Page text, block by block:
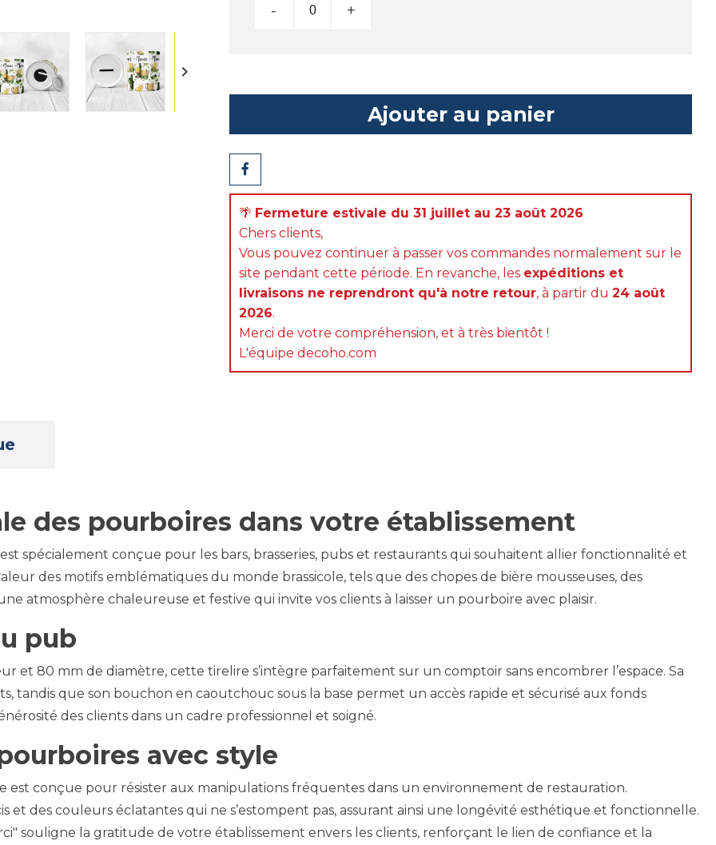

- +
Ajouter au panier
Partager
🌴 Fermeture estivale du 31 juillet au 23 août 2026
Chers clients,
Vous pouvez continuer à passer vos commandes normalement sur le
site pendant cette période. En revanche, les expéditions et
livraisons ne reprendront qu'à notre retour, à partir du 24 août
2026.
Merci de votre compréhension, et à très bientôt !
L'équipe decoho.com
des pourboires dans votre établissement
spécialement conçue pour les bars, brasseries, pubs et restaurants qui souhaitent allier fonctionnalité et
des motifs emblématiques du monde brassicole, tels que des chopes de bière mousseuses, des
atmosphère chaleureuse et festive qui invite vos clients à laisser un pourboire avec plaisir.
pub
et 80 mm de diamètre, cette tirelire s’intègre parfaitement sur un comptoir sans encombrer l’espace. Sa
tandis que son bouchon en caoutchouc sous la base permet un accès rapide et sécurisé aux fonds
des clients dans un cadre professionnel et soigné.
avec style
conçue pour résister aux manipulations fréquentes dans un environnement de restauration.
et des couleurs éclatantes qui ne s’estompent pas, assurant ainsi une longévité esthétique et fonctionnelle.
souligne la gratitude de votre établissement envers les clients, renforçant le lien de confiance et la